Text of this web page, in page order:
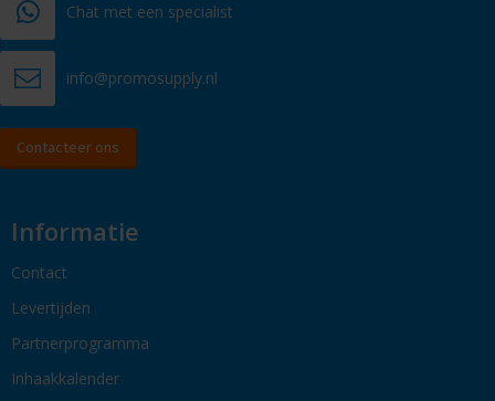
Chat met een specialist
info@promosupply.nl
Contacteer ons
Informatie
Contact
Levertijden
Partnerprogramma
Inhaakkalender